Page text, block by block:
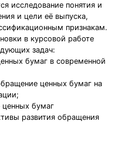
исследование понятия и
и цели её выпуска,
признакам.
в курсовой работе
задач:
бумаг в современной
ценных бумаг на
бумаг
развития обращения